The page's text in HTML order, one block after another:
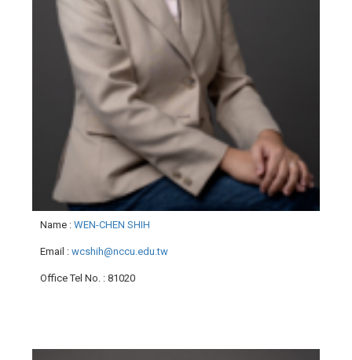
Name : WEN-CHEN SHIH
Email : wcshih@nccu.edu.tw
Office Tel No. : 81020